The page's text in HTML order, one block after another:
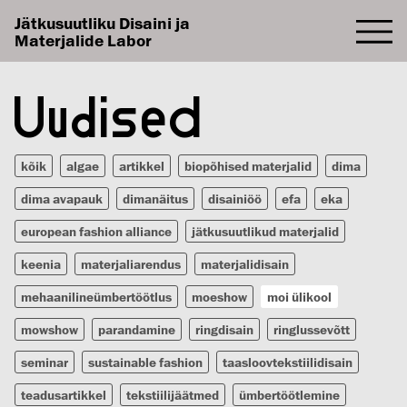
Jätkusuutliku Disaini ja
Materjalide Labor
Uudised
kõik algae artikkel biopõhised materjalid dima
dima avapauk dimanäitus disainiöö efa eka
european fashion alliance jätkusuutlikud materjalid
keenia materjaliarendus materjalidisain
mehaanilineümbertöötlus moeshow moi ülikool
mowshow parandamine ringdisain ringlussevõtt
seminar sustainable fashion taasloovtekstiilidisain
teadusartikkel tekstiilijäätmed ümbertöötlemine